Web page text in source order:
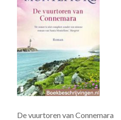
De vuurtoren van Connemara